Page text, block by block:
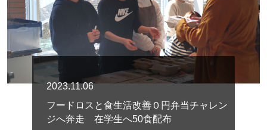
2023.11.06
フードロスと食生活改善０円弁当チャレン
ジへ奔走 在学生へ50食配布